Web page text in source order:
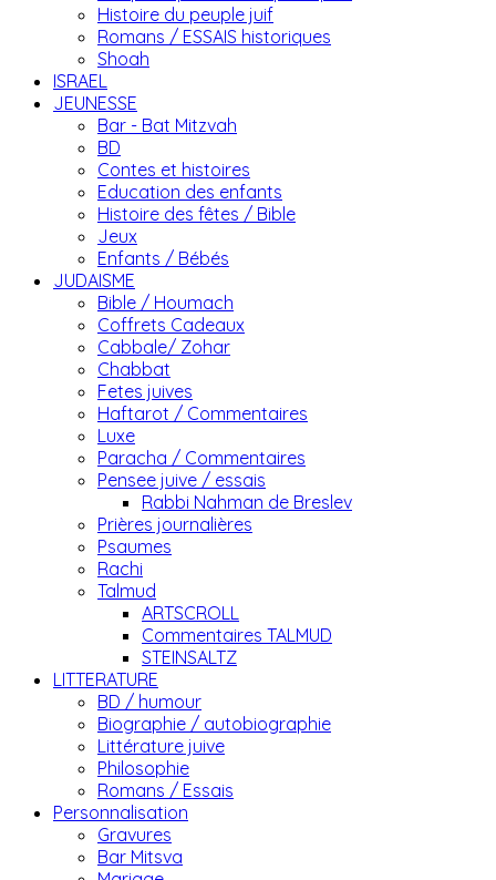
Histoire du peuple juif
Romans / ESSAIS historiques
Shoah
ISRAEL
JEUNESSE
Bar - Bat Mitzvah
BD
Contes et histoires
Education des enfants
Histoire des fêtes / Bible
Jeux
Enfants / Bébés
JUDAISME
Bible / Houmach
Coffrets Cadeaux
Cabbale/ Zohar
Chabbat
Fetes juives
Haftarot / Commentaires
Luxe
Paracha / Commentaires
Pensee juive / essais
Rabbi Nahman de Breslev
Prières journalières
Psaumes
Rachi
Talmud
ARTSCROLL
Commentaires TALMUD
STEINSALTZ
LITTERATURE
BD / humour
Biographie / autobiographie
Littérature juive
Philosophie
Romans / Essais
Personnalisation
Gravures
Bar Mitsva